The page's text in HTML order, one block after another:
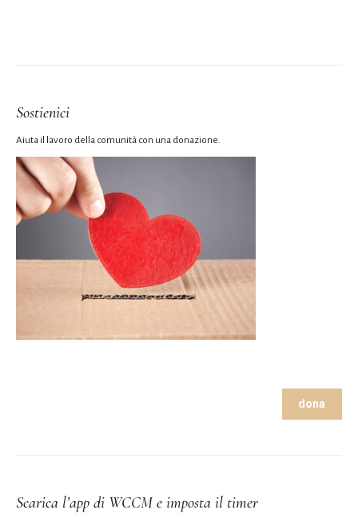
Sostienici
Aiuta il lavoro della comunità con una donazione.
dona
Scarica l’app di WCCM e imposta il timer